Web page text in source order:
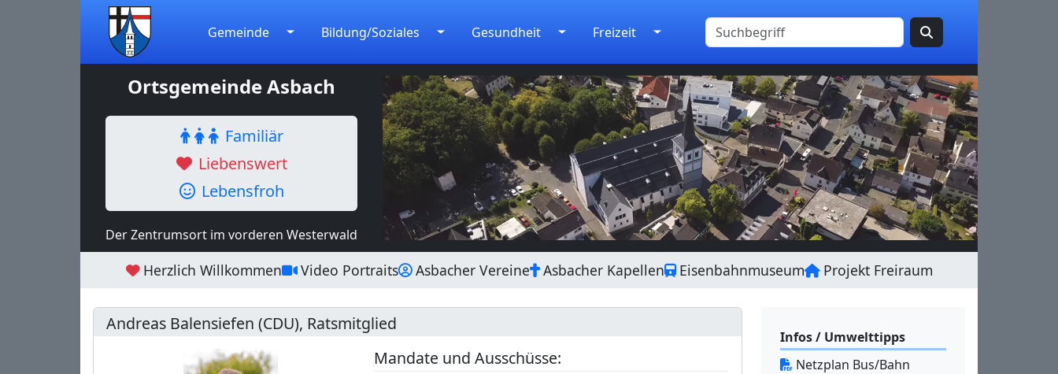
Gemeinde Bildung/Soziales Gesundheit Freizeit
Ortsgemeinde Asbach
Familiär
Liebenswert
Lebensfroh
Der Zentrumsort im vorderen Westerwald
Herzlich Willkommen Video Portraits Asbacher Vereine Asbacher Kapellen Eisenbahnmuseum Projekt Freiraum
Andreas Balensiefen (CDU), Ratsmitglied
Mandate und Ausschüsse:
Infos / Umwelttipps
Netzplan Bus/Bahn